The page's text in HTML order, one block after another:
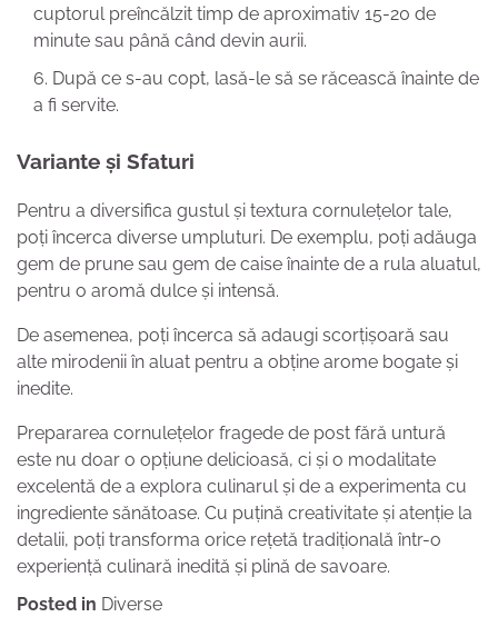
cuptorul preîncălzit timp de aproximativ 15-20 de
minute sau până când devin aurii.
După ce s-au copt, lasă-le să se răcească înainte de
a fi servite.
Variante și Sfaturi
Pentru a diversifica gustul și textura cornulețelor tale,
poți încerca diverse umpluturi. De exemplu, poți adăuga
gem de prune sau gem de caise înainte de a rula aluatul,
pentru o aromă dulce și intensă.
De asemenea, poți încerca să adaugi scorțișoară sau
alte mirodenii în aluat pentru a obține arome bogate și
inedite.
Prepararea cornulețelor fragede de post fără untură
este nu doar o opțiune delicioasă, ci și o modalitate
excelentă de a explora culinarul și de a experimenta cu
ingrediente sănătoase. Cu puțină creativitate și atenție la
detalii, poți transforma orice rețetă tradițională într-o
experiență culinară inedită și plină de savoare.
Posted in Diverse